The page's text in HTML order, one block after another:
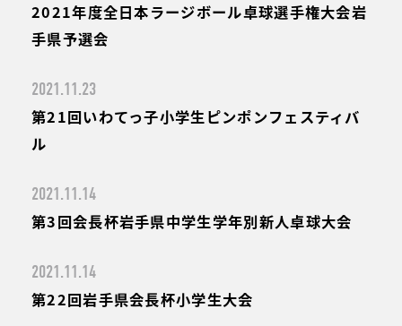
2021年度全日本ラージボール卓球選手権大会岩
手県予選会
2021.11.23
第21回いわてっ子小学生ピンポンフェスティバ
ル
2021.11.14
第3回会長杯岩手県中学生学年別新人卓球大会
2021.11.14
第22回岩手県会長杯小学生大会